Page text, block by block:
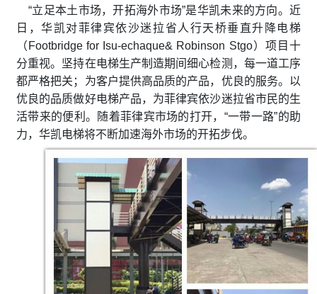
“立足本土市场，开拓海外市场”是华凯未来的方向。近
日，华凯对菲律宾依沙迷拉省人行天桥垂直升降电梯
（Footbridge for Isu-echaque& Robinson Stgo）项目十
分重视。坚持在电梯生产制造期间细心检测，每一道工序
都严格把关；为客户提供高品质的产品，优良的服务。以
优良的品质做好电梯产品，为菲律宾依沙迷拉省市民的生
活带来的便利。随着菲律宾市场的打开，“一带一路”的助
力，华凯电梯将不断加速海外市场的开拓步伐。